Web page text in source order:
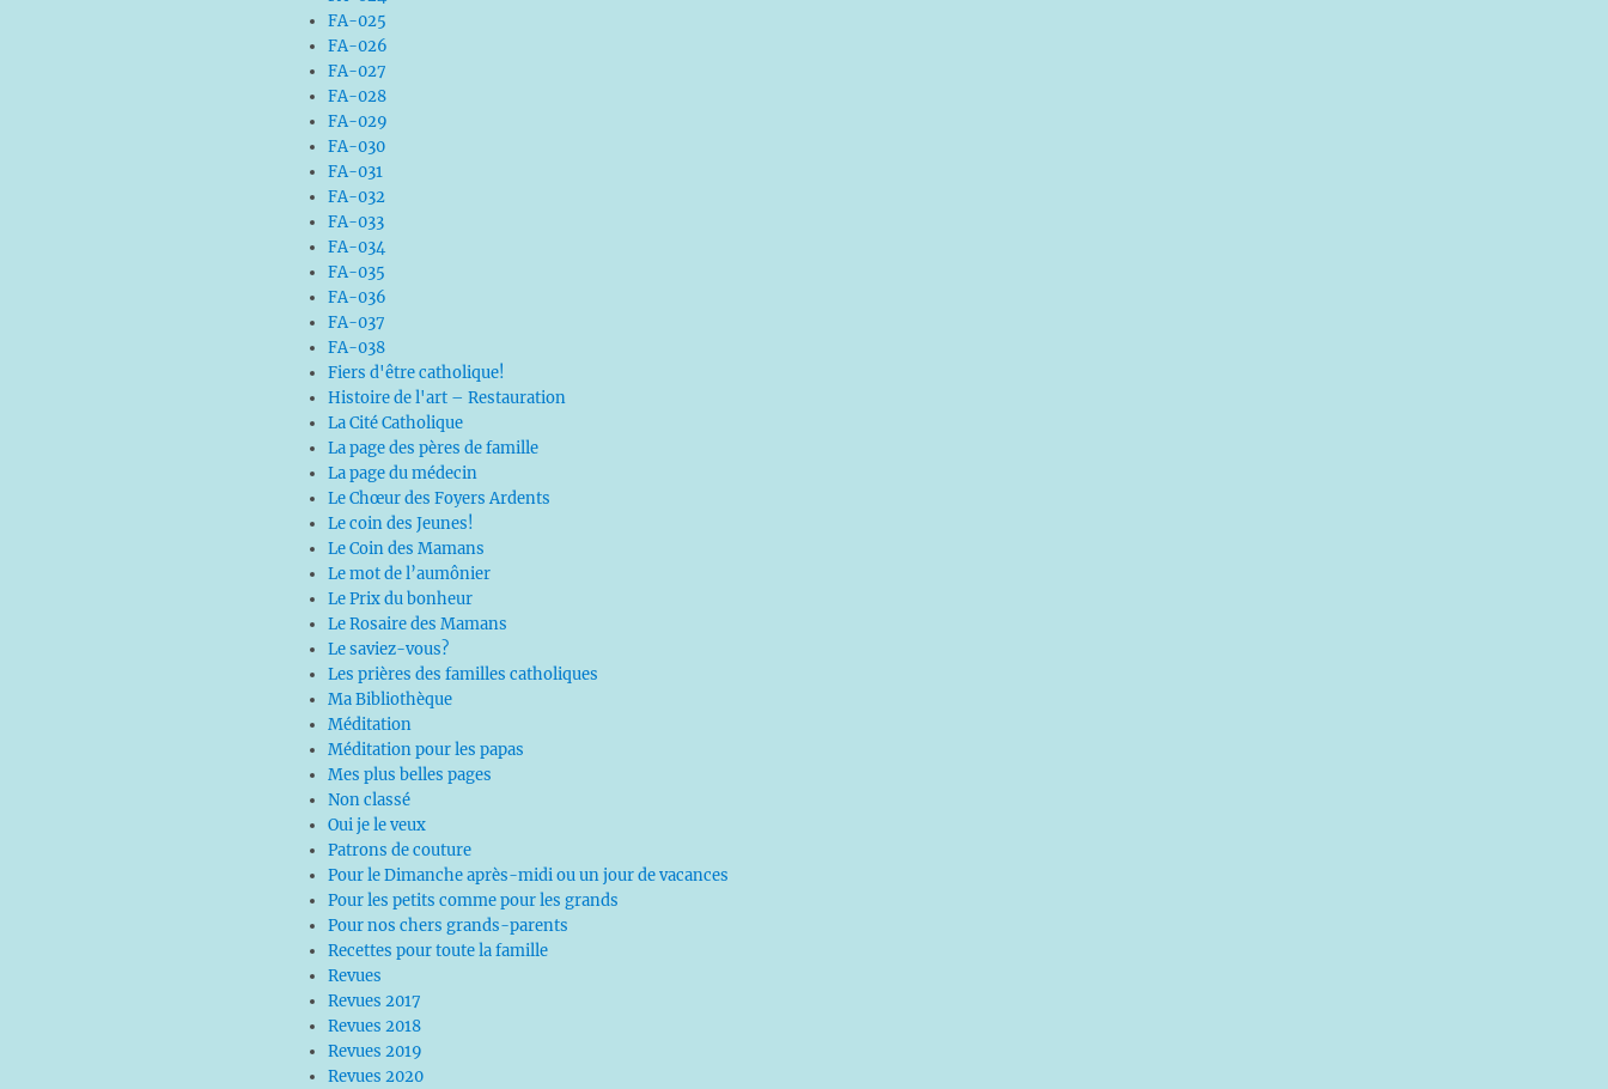
FA-025
FA-026
FA-027
FA-028
FA-029
FA-030
FA-031
FA-032
FA-033
FA-034
FA-035
FA-036
FA-037
FA-038
Fiers d'être catholique!
Histoire de l'art – Restauration
La Cité Catholique
La page des pères de famille
La page du médecin
Le Chœur des Foyers Ardents
Le coin des Jeunes!
Le Coin des Mamans
Le mot de l’aumônier
Le Prix du bonheur
Le Rosaire des Mamans
Le saviez-vous?
Les prières des familles catholiques
Ma Bibliothèque
Méditation
Méditation pour les papas
Mes plus belles pages
Non classé
Oui je le veux
Patrons de couture
Pour le Dimanche après-midi ou un jour de vacances
Pour les petits comme pour les grands
Pour nos chers grands-parents
Recettes pour toute la famille
Revues
Revues 2017
Revues 2018
Revues 2019
Revues 2020